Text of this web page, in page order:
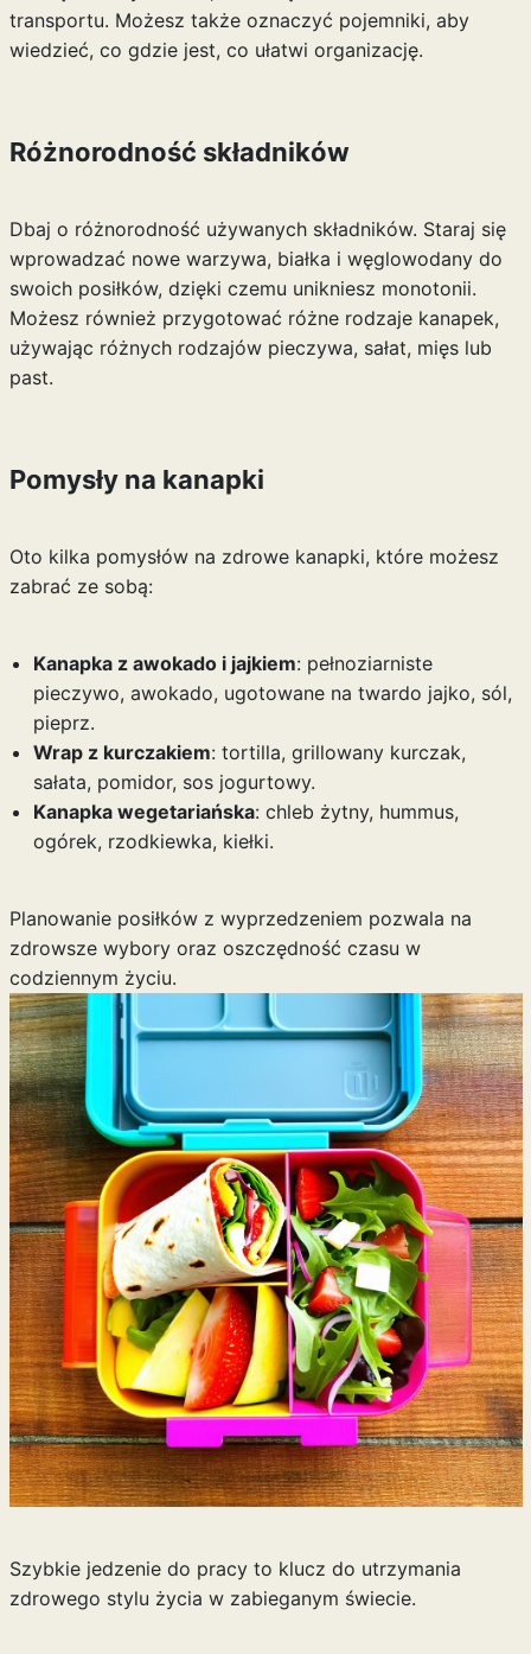
transportu. Możesz także oznaczyć pojemniki, aby
wiedzieć, co gdzie jest, co ułatwi organizację.
Różnorodność składników
Dbaj o różnorodność używanych składników. Staraj się
wprowadzać nowe warzywa, białka i węglowodany do
swoich posiłków, dzięki czemu unikniesz monotonii.
Możesz również przygotować różne rodzaje kanapek,
używając różnych rodzajów pieczywa, sałat, mięs lub
past.
Pomysły na kanapki
Oto kilka pomysłów na zdrowe kanapki, które możesz
zabrać ze sobą:
Kanapka z awokado i jajkiem: pełnoziarniste
pieczywo, awokado, ugotowane na twardo jajko, sól,
pieprz.
Wrap z kurczakiem: tortilla, grillowany kurczak,
sałata, pomidor, sos jogurtowy.
Kanapka wegetariańska: chleb żytny, hummus,
ogórek, rzodkiewka, kiełki.
Planowanie posiłków z wyprzedzeniem pozwala na
zdrowsze wybory oraz oszczędność czasu w
codziennym życiu.
Szybkie jedzenie do pracy to klucz do utrzymania
zdrowego stylu życia w zabieganym świecie.